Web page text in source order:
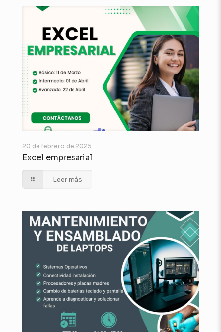
20 de febrero de 2025
Excel empresarial
Leer más